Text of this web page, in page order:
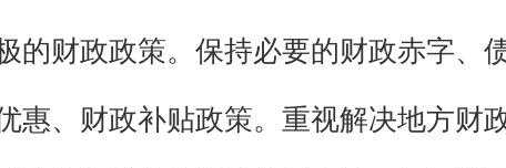
的财政政策。保持必要的财政赤字、
惠、财政补贴政策。重视解决地方财